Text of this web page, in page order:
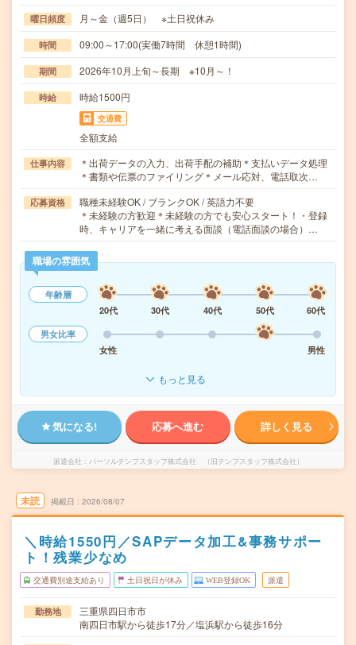
曜日頻度 月～金（週5日） ※土日祝休み
時間 09:00～17:00(実働7時間 休憩1時間)
期間 2026年10月上旬～長期 ※10月～！
時給 時給1500円
交通費
全額支給
仕事内容
＊出荷データの入力、出荷手配の補助＊支払いデータ処理
＊書類や伝票のファイリング＊メール応対、電話取次…
応募資格
職種未経験OK / ブランクOK / 英語力不要
＊未経験の方歓迎＊未経験の方でも安心スタート！・登録
時、キャリアを一緒に考える面談（電話面談の場合）…
職場の雰囲気
年齢層
20代
30代 40代 50代
60代
男女比率
女性
男性
もっと見る
気になる! 応募へ進む 詳しく見る
派遣会社 パーソルテンプスタッフ株式会社 （旧テンプスタッフ株式会社）
未読 掲載日 2026/08/07
＼時給1550円／SAPデータ加工&事務サポー
ト！残業少なめ
交通費別途支給あり 土日祝日が休み WEB登録OK 派遣
勤務地
三重県四日市市
南四日市駅から徒歩17分／塩浜駅から徒歩16分